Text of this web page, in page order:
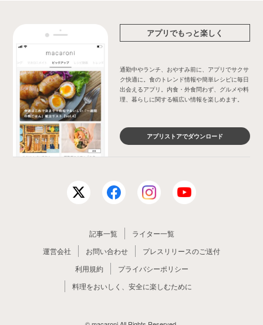
アプリでもっと楽しく
通勤中やランチ、おやすみ前に、アプリでサクサ
ク快適に。食のトレンド情報や簡単レシピに毎日
出会えるアプリ。内食・外食問わず、グルメや料
理、暮らしに関する幅広い情報を楽しめます。
アプリストアでダウンロード
記事一覧
ライター一覧
運営会社
お問い合わせ
プレスリリースのご送付
利用規約
プライバシーポリシー
料理をおいしく、安全に楽しむために